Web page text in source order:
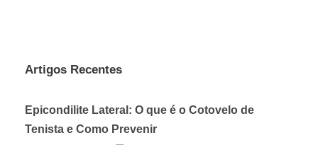
Artigos Recentes
Epicondilite Lateral: O que é o Cotovelo de
Tenista e Como Prevenir